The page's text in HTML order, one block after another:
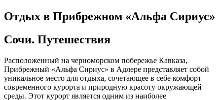
Отдых в Прибрежном «Альфа Сириус»
Сочи. Путешествия
Расположенный на черноморском побережье Кавказа,
Прибрежный «Альфа Сириус» в Адлере представляет собой
уникальное место для отдыха, сочетающее в себе комфорт
современного курорта и природную красоту окружающей
среды. Этот курорт является одним из наиболее